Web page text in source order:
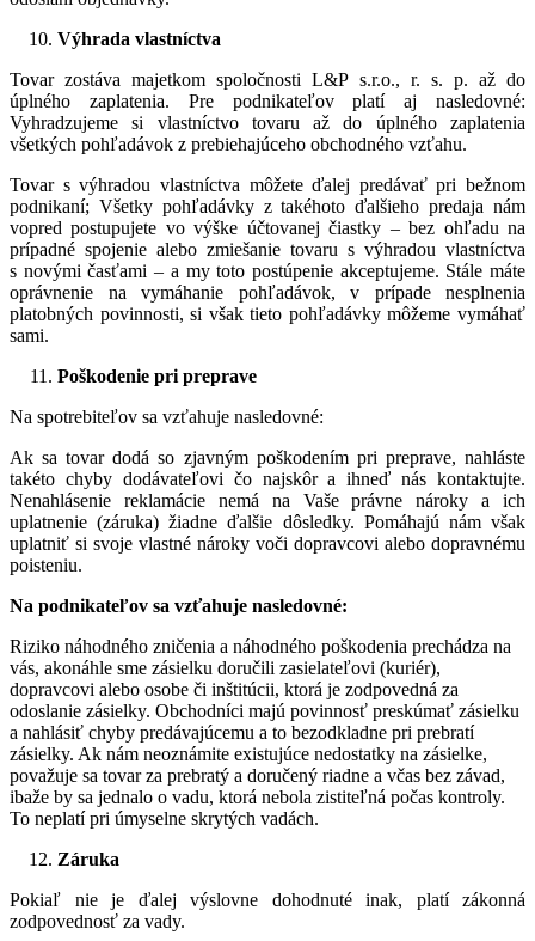
Výhrada vlastníctva
Tovar zostáva majetkom spoločnosti L&P s.r.o., r. s. p. až do
úplného zaplatenia. Pre podnikateľov platí aj nasledovné:
Vyhradzujeme si vlastníctvo tovaru až do úplného zaplatenia
všetkých pohľadávok z prebiehajúceho obchodného vzťahu.
Tovar s výhradou vlastníctva môžete ďalej predávať pri bežnom
podnikaní; Všetky pohľadávky z takéhoto ďalšieho predaja nám
vopred postupujete vo výške účtovanej čiastky – bez ohľadu na
prípadné spojenie alebo zmiešanie tovaru s výhradou vlastníctva
s novými časťami – a my toto postúpenie akceptujeme. Stále máte
oprávnenie na vymáhanie pohľadávok, v prípade nesplnenia
platobných povinnosti, si však tieto pohľadávky môžeme vymáhať
sami.
Poškodenie pri preprave
Na spotrebiteľov sa vzťahuje nasledovné:
Ak sa tovar dodá so zjavným poškodením pri preprave, nahláste
takéto chyby dodávateľovi čo najskôr a ihneď nás kontaktujte.
Nenahlásenie reklamácie nemá na Vaše právne nároky a ich
uplatnenie (záruka) žiadne ďalšie dôsledky. Pomáhajú nám však
uplatniť si svoje vlastné nároky voči dopravcovi alebo dopravnému
poisteniu.
Na podnikateľov sa vzťahuje nasledovné:
Riziko náhodného zničenia a náhodného poškodenia prechádza na
vás, akonáhle sme zásielku doručili zasielateľovi (kuriér),
dopravcovi alebo osobe či inštitúcii, ktorá je zodpovedná za
odoslanie zásielky. Obchodníci majú povinnosť preskúmať zásielku
a nahlásiť chyby predávajúcemu a to bezodkladne pri prebratí
zásielky. Ak nám neoznámite existujúce nedostatky na zásielke,
považuje sa tovar za prebratý a doručený riadne a včas bez závad,
ibaže by sa jednalo o vadu, ktorá nebola zistiteľná počas kontroly.
To neplatí pri úmyselne skrytých vadách.
Záruka
Pokiaľ nie je ďalej výslovne dohodnuté inak, platí zákonná
zodpovednosť za vady.